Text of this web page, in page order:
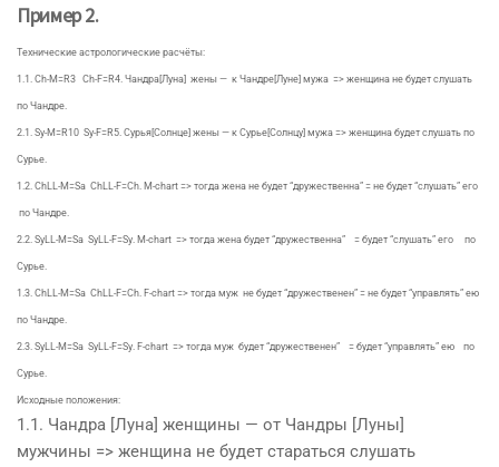
Пример 2.
Технические астрологические расчёты:
1.1. Ch-M=R3 Ch-F=R4. Чандра[Луна] жены — к Чандре[Луне] мужа => женщина не будет слушать
по Чандре.
2.1. Sy-M=R10 Sy-F=R5. Сурья[Солнце] жены — к Сурье[Солнцу] мужа => женщина будет слушать по
Сурье.
1.2. ChLL-M=Sa ChLL-F=Ch. M-chart => тогда жена не будет “дружественна” = не будет “слушать” его
по Чандре.
2.2. SyLL-M=Sa SyLL-F=Sy. M-chart => тогда жена будет “дружественна” = будет “слушать” его по
Сурье.
1.3. ChLL-M=Sa ChLL-F=Ch. F-chart => тогда муж не будет “дружественен” = не будет “управлять” ею
по Чандре.
2.3. SyLL-M=Sa SyLL-F=Sy. F-chart => тогда муж будет “дружественен” = будет “управлять” ею по
Сурье.
Исходные положения:
1.1. Чандра [Луна] женщины — от Чандры [Луны]
мужчины => женщина не будет стараться слушать